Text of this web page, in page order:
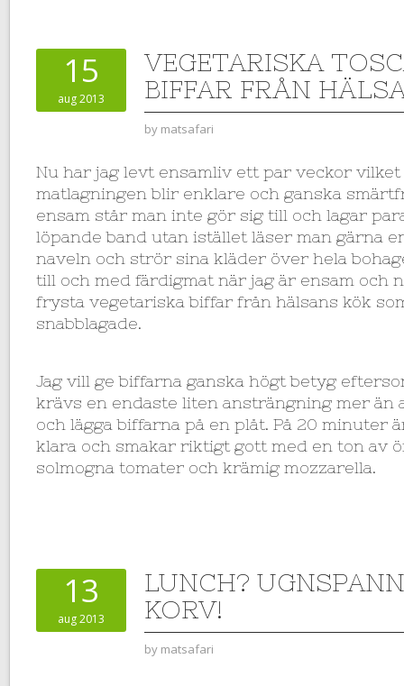
15
aug 2013
VEGETARISKA
BIFFAR FRÅN
by matsafari
Nu har jag levt ensamliv ett par veckor
matlagningen blir enklare och ganska
ensam står man inte gör sig till och lagar
löpande band utan istället läser man gärna
naveln och strör sina kläder över hela
till och med färdigmat när jag är ensam och
frysta vegetariska biffar från hälsans kök
snabblagade.
Jag vill ge biffarna ganska högt betyg
krävs en endaste liten ansträngning mer än
och lägga biffarna på en plåt. På 20 minuter
klara och smakar riktigt gott med en ton av
solmogna tomater och krämig mozzarella.
13
aug 2013
LUNCH?
KORV!
by matsafari